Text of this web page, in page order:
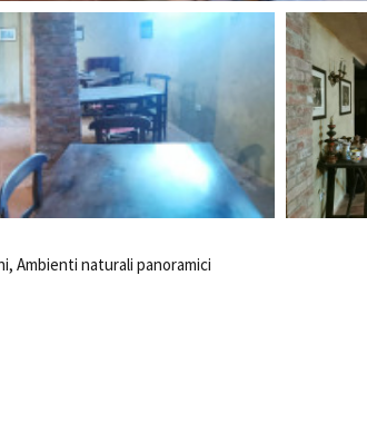
Ambienti naturali panoramici